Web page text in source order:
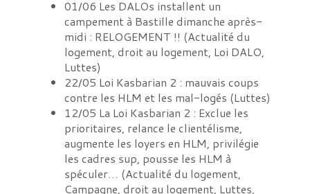
01/06 Les DALOs installent un
campement à Bastille dimanche après-
midi : RELOGEMENT !! (Actualité du
logement, droit au logement, Loi DALO,
Luttes)
22/05 Loi Kasbarian 2 : mauvais coups
contre les HLM et les mal-logés (Luttes)
12/05 La Loi Kasbarian 2 : Exclue les
prioritaires, relance le clientélisme,
augmente les loyers en HLM, privilégie
les cadres sup, pousse les HLM à
spéculer… (Actualité du logement,
Campagne, droit au logement, Luttes,